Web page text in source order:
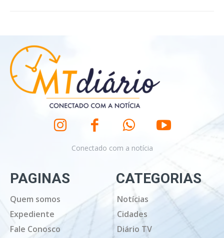
Conectado com a notícia
PAGINAS
Quem somos
Expediente
Fale Conosco
CATEGORIAS
Notícias
Cidades
Diário TV